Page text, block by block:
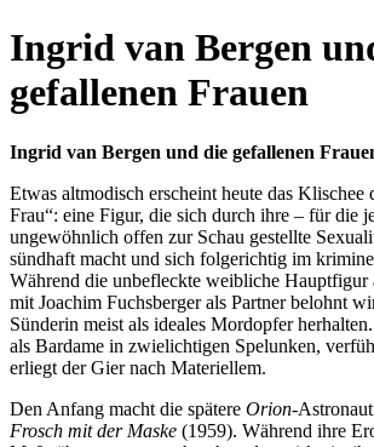
Ingrid van Bergen
gefallenen Frauen
Ingrid van Bergen und die gefallenen
Etwas altmodisch erscheint heute das Klischee
Frau“: eine Figur, die sich durch ihre – für die
ungewöhnlich offen zur Schau gestellte
sündhaft macht und sich folgerichtig im
Während die unbefleckte weibliche Hauptfigur
mit Joachim Fuchsberger als Partner belohnt
Sünderin meist als ideales Mordopfer
als Bardame in zwielichtigen Spelunken,
erliegt der Gier nach Materiellem.
Den Anfang macht die spätere Orion-
Frosch mit der Maske (1959). Während ihre